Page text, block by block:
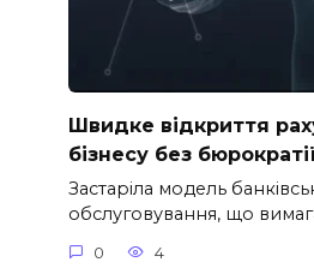
Швидке відкриття
бізнесу без
Застаріла модель
обслуговування, що
0 4